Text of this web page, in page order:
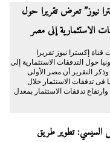
نيوز” تعرض تقريرا حول
الاستثمارية إلى مصر
إكسترا نيوز تقريرا
حول التدفقات الاستثمارية إلى
التقرير أن مصر الأولى
فى تدفقات الاستثمار خلال
وارتفاع تدفقات الاستثمار بمعدل
السيسي: تطوير طريق